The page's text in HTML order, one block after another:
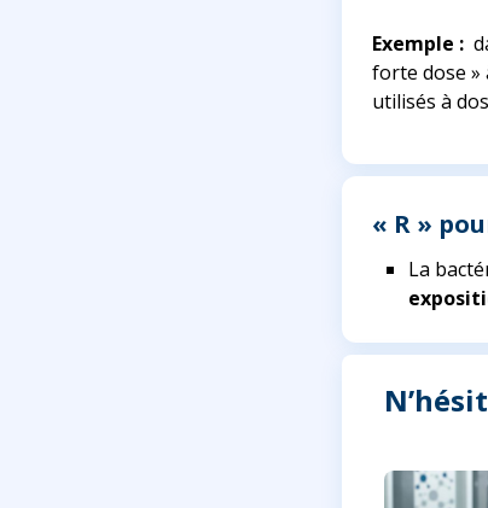
Exemple :
forte dose
utilisés à
« R »
La